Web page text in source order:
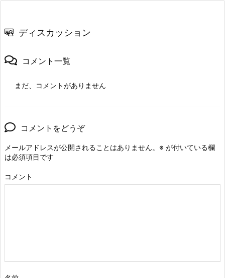
ディスカッション
コメント一覧
まだ、コメントがありません
コメントをどうぞ
メールアドレスが公開されることはありません。 ※ が付いている欄
は必須項目です
コメント